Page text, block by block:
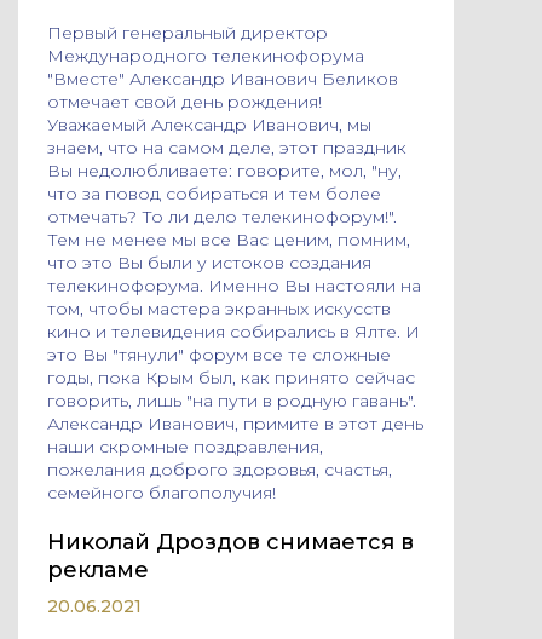
Первый генеральный директор
Международного телекинофорума
"Вместе" Александр Иванович Беликов
отмечает свой день рождения!
Уважаемый Александр Иванович, мы
знаем, что на самом деле, этот праздник
Вы недолюбливаете: говорите, мол, "ну,
что за повод собираться и тем более
отмечать? То ли дело телекинофорум!".
Тем не менее мы все Вас ценим, помним,
что это Вы были у истоков создания
телекинофорума. Именно Вы настояли на
том, чтобы мастера экранных искусств
кино и телевидения собирались в Ялте. И
это Вы "тянули" форум все те сложные
годы, пока Крым был, как принято сейчас
говорить, лишь "на пути в родную гавань".
Александр Иванович, примите в этот день
наши скромные поздравления,
пожелания доброго здоровья, счастья,
семейного благополучия!
Николай Дроздов снимается в
рекламе
20.06.2021